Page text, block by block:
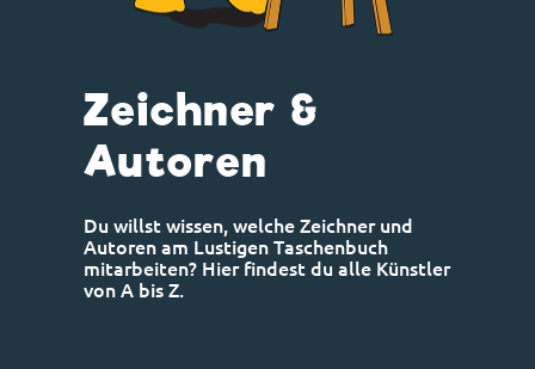
Zeichner &
Autoren
Du willst wissen, welche Zeichner und
Autoren am Lustigen Taschenbuch
mitarbeiten? Hier findest du alle Künstler
von A bis Z.